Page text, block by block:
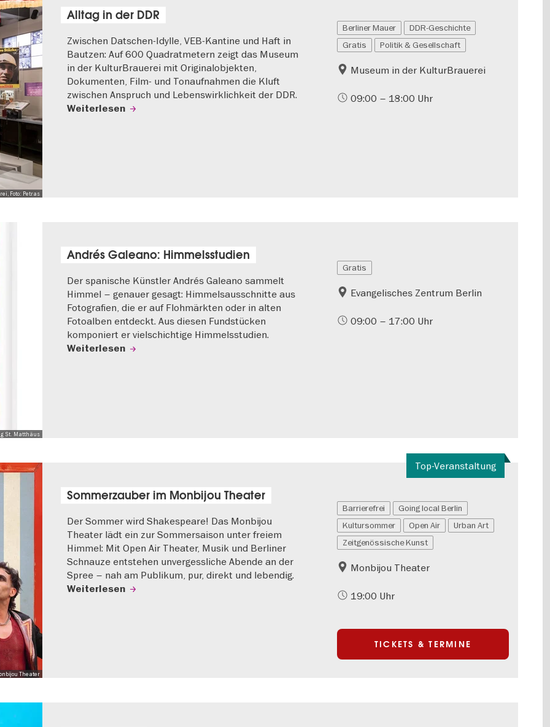
Foto: Petras
Alltag in der DDR
Zwischen Datschen-Idylle, VEB-Kantine und Haft in
Bautzen: Auf 600 Quadratmetern zeigt das Museum
in der KulturBrauerei mit Originalobjekten,
Dokumenten, Film- und Tonaufnahmen die Kluft
zwischen Anspruch und Lebenswirklichkeit der DDR.
Weiterlesen
Berliner Mauer
DDR-Geschichte
Gratis
Politik & Gesellschaft
Museum in der KulturBrauerei
09:00 – 18:00 Uhr
St. Matthäus
Andrés Galeano: Himmelsstudien
Der spanische Künstler Andrés Galeano sammelt
Himmel – genauer gesagt: Himmelsausschnitte aus
Fotografien, die er auf Flohmärkten oder in alten
Fotoalben entdeckt. Aus diesen Fundstücken
komponiert er vielschichtige Himmelsstudien.
Weiterlesen
Gratis
Evangelisches Zentrum Berlin
09:00 – 17:00 Uhr
Top-Veranstaltung
Theater
Sommerzauber im Monbijou Theater
Der Sommer wird Shakespeare! Das Monbijou
Theater lädt ein zur Sommersaison unter freiem
Himmel: Mit Open Air Theater, Musik und Berliner
Schnauze entstehen unvergessliche Abende an der
Spree – nah am Publikum, pur, direkt und lebendig.
Weiterlesen
Barrierefrei
Going local Berlin
Kultursommer
Open Air
Urban Art
Zeitgenössische Kunst
Monbijou Theater
19:00 Uhr
TICKETS & TERMINE